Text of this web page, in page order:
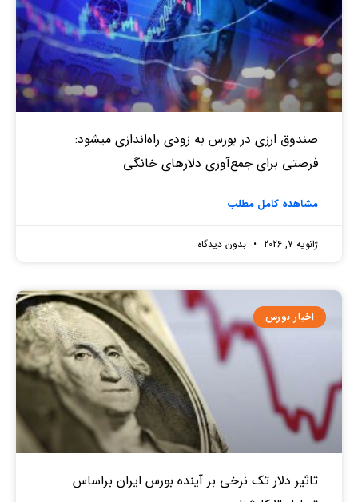
صندوق‌ ارزی در بورس به زودی راه‌اندازی میشود:
فرصتی برای جمع‌آوری دلارهای خانگی
مشاهده کامل مطلب
ژانویه 7, 2026 بدون دیدگاه
اخبار بورس
تاثیر دلار تک نرخی بر آینده بورس ایران براساس